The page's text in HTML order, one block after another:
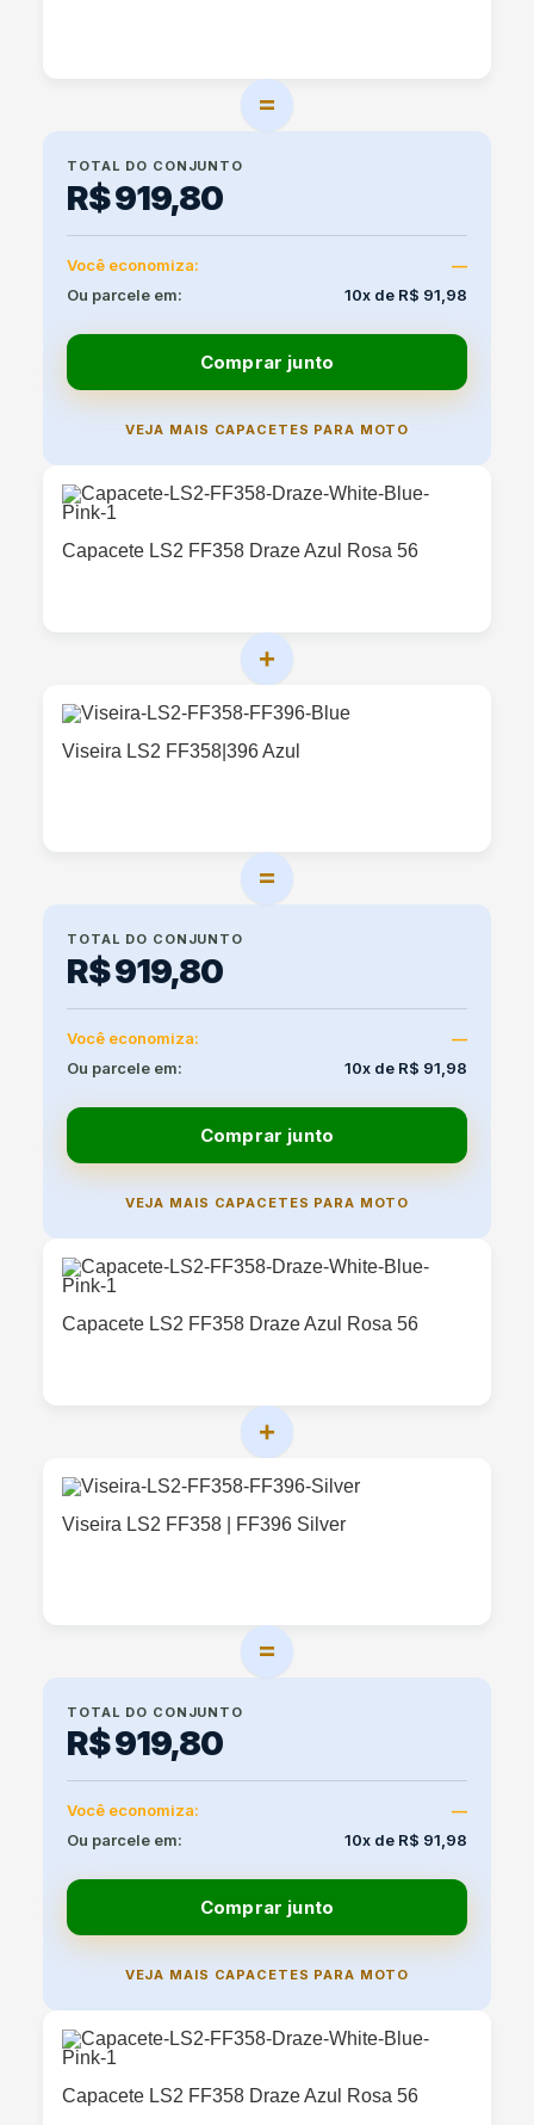
=
TOTAL DO CONJUNTO
R$ 919,80
Você economiza:
—
Ou parcele em:
10x de R$ 91,98
Comprar junto
VEJA MAIS CAPACETES PARA MOTO
Capacete LS2 FF358 Draze Azul Rosa 56
+
Viseira LS2 FF358|396 Azul
=
TOTAL DO CONJUNTO
R$ 919,80
Você economiza:
—
Ou parcele em:
10x de R$ 91,98
Comprar junto
VEJA MAIS CAPACETES PARA MOTO
Capacete LS2 FF358 Draze Azul Rosa 56
+
Viseira LS2 FF358 | FF396 Silver
=
TOTAL DO CONJUNTO
R$ 919,80
Você economiza:
—
Ou parcele em:
10x de R$ 91,98
Comprar junto
VEJA MAIS CAPACETES PARA MOTO
Capacete LS2 FF358 Draze Azul Rosa 56